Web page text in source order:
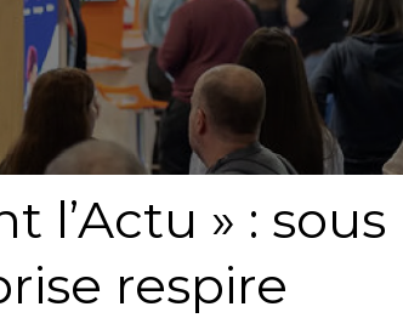
l’Actu » :
respire